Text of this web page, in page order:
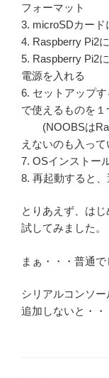
フォーマット
3. microSDカー
4. Raspberry Pi2
5. Raspberry Pi2
電源を入れる
6. セットアップ
で使えるものを１
(NOOBSは
えないのも入って
7. OSインストー
8. 再起動すると
とりあえず、は
試してみました。
まぁ・・・普通で
シリアルコンソ
追加しないと・・